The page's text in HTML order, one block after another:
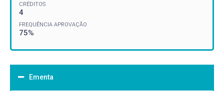
CRÉDITOS
4
FREQUÊNCIA APROVAÇÃO
75%
Ementa